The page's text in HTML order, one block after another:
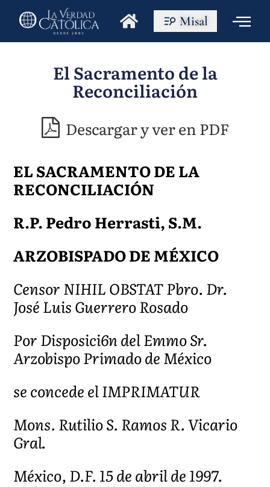
Misal
El Sacramento de la
Reconciliación
Descargar y ver en PDF
EL SACRAMENTO DE LA
RECONCILIACIÓN
R.P. Pedro Herrasti, S.M.
ARZOBISPADO DE MÉXICO
Censor NIHIL OBSTAT Pbro. Dr.
José Luis Guerrero Rosado
Por Disposici6n del Emmo Sr.
Arzobispo Primado de México
se concede el IMPRIMATUR
Mons. Rutilio S. Ramos R. Vicario
Gral.
México, D.F. 15 de abril de 1997.